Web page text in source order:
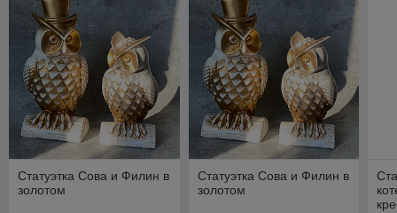
Статуэтка Сова и Филин в
золотом
Статуэтка Сова и Филин в
золотом